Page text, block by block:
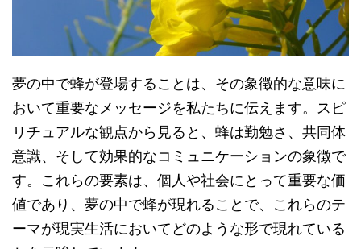
夢の中で蜂が登場することは、その象徴的な意味に
おいて重要なメッセージを私たちに伝えます。スピ
リチュアルな観点から見ると、蜂は勤勉さ、共同体
意識、そして効果的なコミュニケーションの象徴で
す。これらの要素は、個人や社会にとって重要な価
値であり、夢の中で蜂が現れることで、これらのテ
ーマが現実生活においてどのような形で現れている